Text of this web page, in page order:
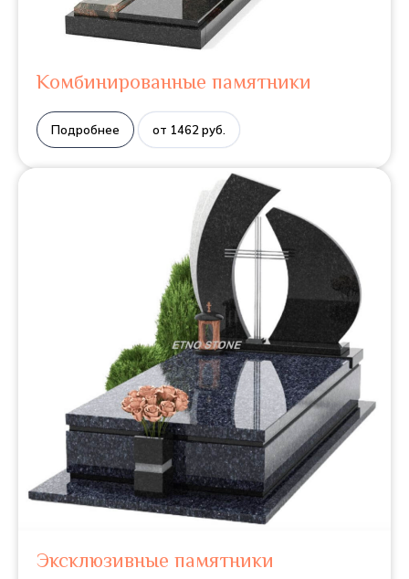
Комбинированные памятники
Подробнее от 1462 руб.
Эксклюзивные памятники